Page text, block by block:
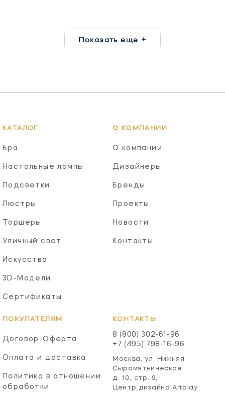
Показать еще +
КАТАЛОГ
Бра
Настольные лампы
Подсветки
Люстры
Торшеры
Уличный свет
Искусство
3D-Модели
Сертификаты
О КОМПАНИИ
О компании
Дизайнеры
Бренды
Проекты
Новости
Контакты
ПОКУПАТЕЛЯМ
Договор-Оферта
Оплата и доставка
Политика в отношении
обработки
КОНТАКТЫ
8 (800) 302-61-96
+7 (495) 798-16-96
Москва, ул. Нижняя
Сыромятническая
д. 10, стр. 9,
Центр дизайна Artplay